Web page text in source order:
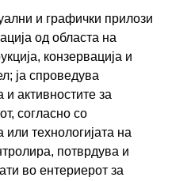
и графички прилози
од областа на
конзервација и
ја спроведува
активностите за
согласно со
или технологијата на
потврдува и
во ентериерот за